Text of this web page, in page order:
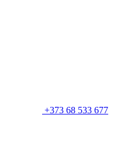
+373 68 533 677